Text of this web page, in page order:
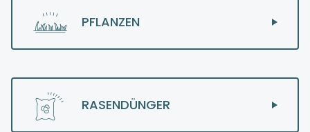
PFLANZEN
RASENDÜNGER